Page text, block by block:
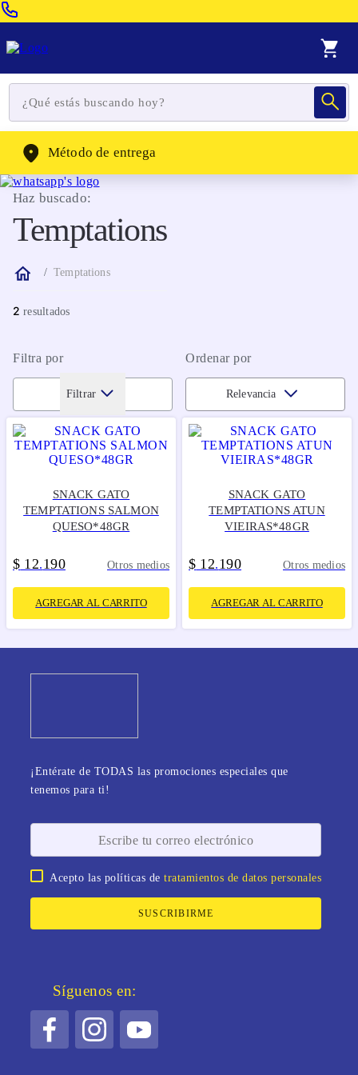
WhatsApp: (302) 262-4104
Método de entrega
Haz buscado:
Temptations
Temptations
2
Filtra por Ordenar por
Filtrar Relevancia
SNACK GATO
TEMPTATIONS SALMON
QUESO*48GR
$ 12.190 Otros medios
AGREGAR AL CARRITO
SNACK GATO
TEMPTATIONS ATUN
VIEIRAS*48GR
$ 12.190 Otros medios
AGREGAR AL CARRITO
¡Entérate de TODAS las promociones especiales que
tenemos para ti!
Acepto las políticas detratamientos de datos personales
SUSCRIBIRME
Síguenos en: